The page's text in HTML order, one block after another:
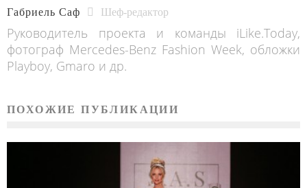
Габриель Саф Шеф-редактор
Руководитель проекта и команды iLike.Today,
фотограф Mercedes-Benz Fashion Week, обложки
Playboy, Gmaro и др.
ПОХОЖИЕ ПУБЛИКАЦИИ